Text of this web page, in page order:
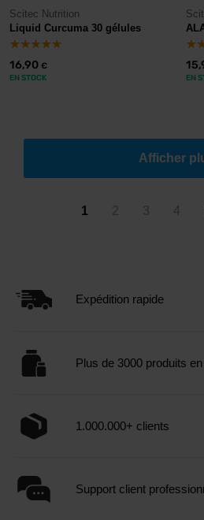
Scitec Nutrition
Liquid Curcuma 30 gélules
16,90 €
EN STOCK EN
Afficher
1 2 3 4
Expédition rapide
Plus de 3000 produits
1.000.000+ clients
Support client